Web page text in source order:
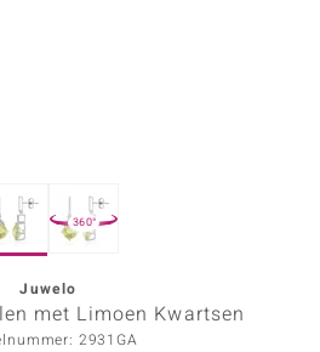
360°
Juwelo
met Limoen Kwartsen
2931GA